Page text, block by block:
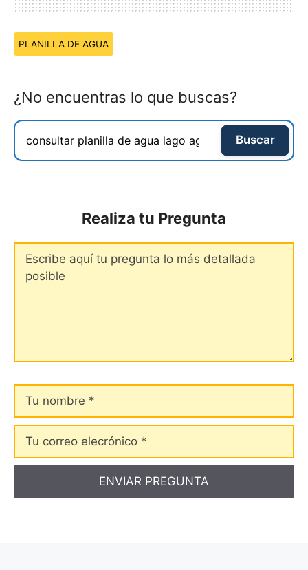
Temas:
PLANILLA DE AGUA
¿No encuentras lo que buscas?
Buscar
Realiza tu Pregunta
nombre
Tu
correo
elecrónico